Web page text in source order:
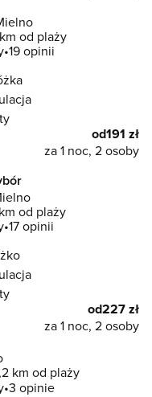
od plaży
19 opinii
od191 zł
za 1 noc, 2 osoby
od plaży
17 opinii
od227 zł
za 1 noc, 2 osoby
km od plaży
3 opinie